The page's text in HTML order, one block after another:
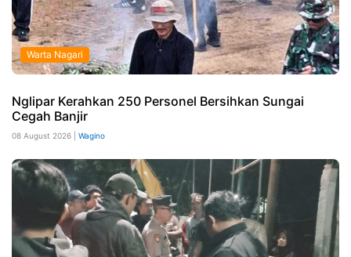
Warta Nagari
Nglipar Kerahkan 250 Personel Bersihkan Sungai
Cegah Banjir
08 August 2026 | Wagino